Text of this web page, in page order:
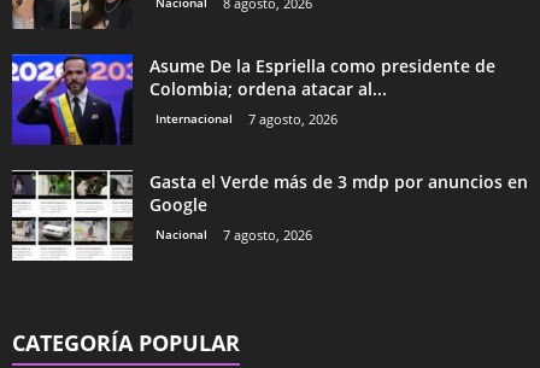
Asume De la Espriella como presidente de
Colombia; ordena atacar al...
Internacional 7 agosto, 2026
Gasta el Verde más de 3 mdp por anuncios en
Google
Nacional 7 agosto, 2026
CATEGORÍA POPULAR